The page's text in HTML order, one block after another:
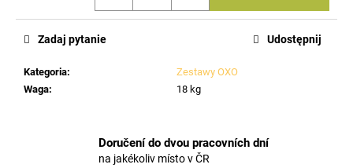
Kategoria:
Zestawy OXO
Waga: 18 kg
Zadaj pytanie Udostępnij
Doručení do dvou pracovních dní
na jakékoliv místo v ČR